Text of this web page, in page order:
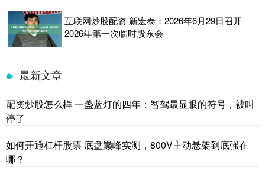
互联网炒股配资 新宏泰：2026年6月29日召开
2026年第一次临时股东会
最新文章
配资炒股怎么样 一盏蓝灯的四年：智驾最显眼的符号，被叫
停了
如何开通杠杆股票 底盘巅峰实测，800V主动悬架到底强在
哪？